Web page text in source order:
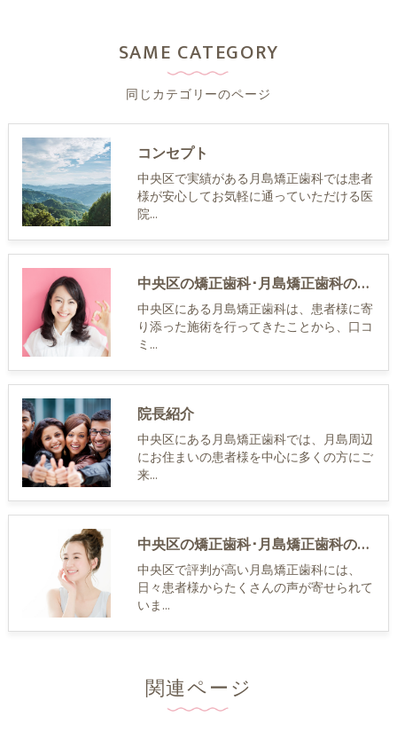
同じカテゴリーのページ
SAME CATEGORY
コンセプト
中央区で実績がある月島矯正歯科では患者
様が安心してお気軽に通っていただける医
院…
中央区の矯正歯科･月島矯正歯科の口コミ情報
中央区にある月島矯正歯科は、患者様に寄
り添った施術を行ってきたことから、口コ
ミ…
院長紹介
中央区にある月島矯正歯科では、月島周辺
にお住まいの患者様を中心に多くの方にご
来…
中央区の矯正歯科･月島矯正歯科のお客様の声
中央区で評判が高い月島矯正歯科には、
日々患者様からたくさんの声が寄せられて
いま…
関連ページ